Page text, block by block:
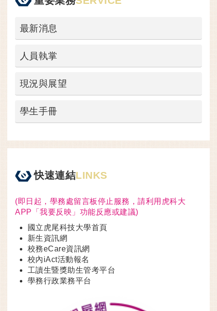
最新消息
人員執掌
現況與展望
學生手冊
快速連結LINKS
(即日起，學務處留言板停止服務，請利用虎科大
APP「我要反映」功能反應或建議)
國立虎尾科技大學首頁
新生資訊網
校務eCare資訊網
校內iAct活動報名
工讀生暨獎助生管考平台
學務行政業務平台